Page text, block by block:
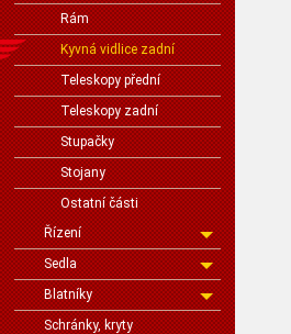
Rám
Kyvná vidlice zadní
Teleskopy přední
Teleskopy zadní
Stupačky
Stojany
Ostatní části
Řízení
Sedla
Blatníky
Schránky, kryty